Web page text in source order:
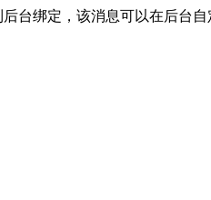
台绑定，该消息可以在后台自